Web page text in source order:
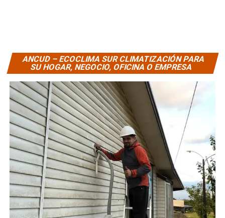
ANCUD – ECOCLIMA SUR CLIMATIZACIÓN PARA
SU HOGAR, NEGOCIO, OFICINA O EMPRESA